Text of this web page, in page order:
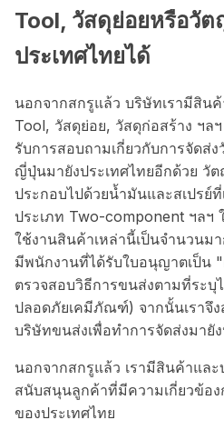
Tool, วัสดุย่อยหรือวัต
ประเทศไทยได้
นอกจากสกรูแล้ว บริษัทเรามีสิน
Tool, วัสดุย่อย, วัสดุก่อสร้าง ฯล
รับการสอบถามเกี่ยวกับการจัดส่
ญี่ปุ่นมายังประเทศไทยอีกด้วย วั
ประกอบไปด้วยน้ำมันและสเปรย์ที่
ประเภท Two-component ฯลฯ
ใช้งานสินค้าเหล่านี้เป็นจำนวนม
มีพนักงานที่ได้รับใบอนุญาตเป็น
ตรวจสอบวิธีการขนส่งตามที่ระบุ
ปลอดภัยเคมีภัณฑ์) จากนั้นเราจึ
บริษัทขนส่งเพื่อทำการจัดส่งมายัง
นอกจากสกรูแล้ว เรามีสินค้าแล
สนับสนุนลูกค้าที่มีความเกี่ยวข้อ
ของประเทศไทย